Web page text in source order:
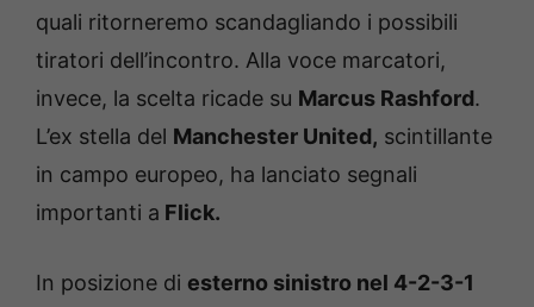
quali ritorneremo scandagliando i possibili
tiratori dell’incontro. Alla voce marcatori,
invece, la scelta ricade su Marcus Rashford.
L’ex stella del Manchester United, scintillante
in campo europeo, ha lanciato segnali
importanti a Flick.
In posizione di esterno sinistro nel 4-2-3-1